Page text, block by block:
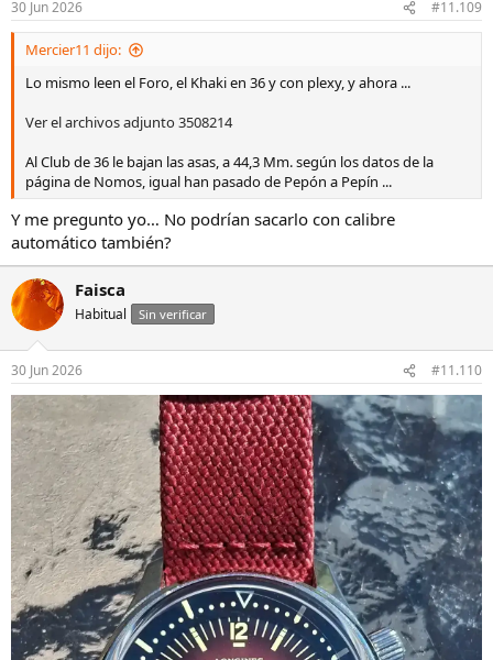
e
s
30 Jun 2026 #11.109
Mercier11 dijo:
Lo mismo leen el Foro, el Khaki en 36 y con plexy, y ahora ...
Ver el archivos adjunto 3508214
Al Club de 36 le bajan las asas, a 44,3 Mm. según los datos de la
página de Nomos, igual han pasado de Pepón a Pepín ...
Y me pregunto yo… No podrían sacarlo con calibre
automático también?
Faisca
Habitual Sin verificar
30 Jun 2026 #11.110